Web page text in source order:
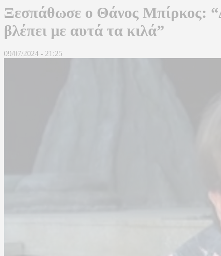
Ξεσπάθωσε ο Θάνος Μπίρκος:
βλέπει με αυτά τα κιλά”
09/07/2024 - 21:25